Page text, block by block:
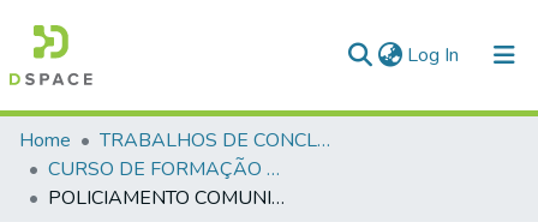
Log In (current)
Communities & Collections
All of DSpace
Home
TRABALHOS DE CONCLUSÃO DE CURSO - CFP (CURSO DE FORMAÇÃO DE PRAÇAS)
CURSO DE FORMAÇÃO DE PRAÇAS - CFP - 2018
POLICIAMENTO COMUNITÁRIO E SUAS FORMAS DE ATUAÇÃO NA POLÍCIA MILITAR DO ESTADO DE GOIÁS